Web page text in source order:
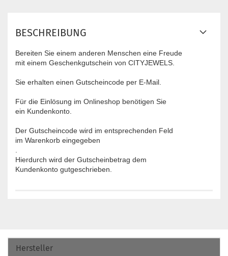
BESCHREIBUNG
Bereiten Sie einem anderen Menschen eine Freude
mit einem Geschenkgutschein von CITYJEWELS.
Sie erhalten einen Gutscheincode per E-Mail.
Für die Einlösung im Onlineshop benötigen Sie
ein Kundenkonto.
Der Gutscheincode wird im entsprechenden Feld
im Warenkorb eingegeben
Hierdurch wird der Gutscheinbetrag dem
Kundenkonto gutgeschrieben.
Hersteller